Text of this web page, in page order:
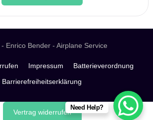
mehrere
Die
können
Produktseite
gewählt
werden
Enrico Bender - Airplane Service
Impressum
Batterieverordnung
Barrierefreiheitserklärung
Vertrag widerrufen
Need Help?